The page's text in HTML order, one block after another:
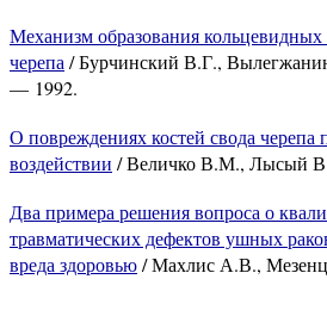
Механизм образования
черепа / Бурчинский В.Г.,
— 1992.
О повреждениях костей свода черепа
воздействии / Величко В.М., Лысый
Два примера решения вопроса о
травматических дефектов ушных
вреда здоровью/ Махлис А.В.,